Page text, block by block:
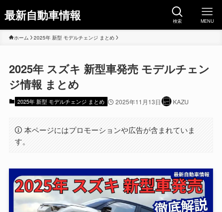
最新自動車情報 検索 MENU
ホーム 2025年 新型 モデルチェンジ まとめ
2025年 スズキ 新型車発売 モデルチェン
ジ情報 まとめ
2025年 新型 モデルチェンジ まとめ 2025年11月13日 KAZU
本ページにはプロモーションや広告が含まれていま
す。